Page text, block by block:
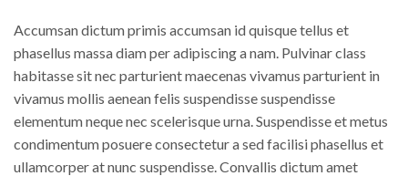
Accumsan dictum primis accumsan id quisque tellus et
phasellus massa diam per adipiscing a nam. Pulvinar class
habitasse sit nec parturient maecenas vivamus parturient in
vivamus mollis aenean felis suspendisse suspendisse
elementum neque nec scelerisque urna. Suspendisse et metus
condimentum posuere consectetur a sed facilisi phasellus et
ullamcorper at nunc suspendisse. Convallis dictum amet